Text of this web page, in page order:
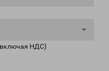
НДС)